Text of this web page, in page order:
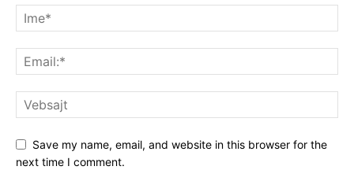
Save my name, email, and website in this browser for the
next time I comment.